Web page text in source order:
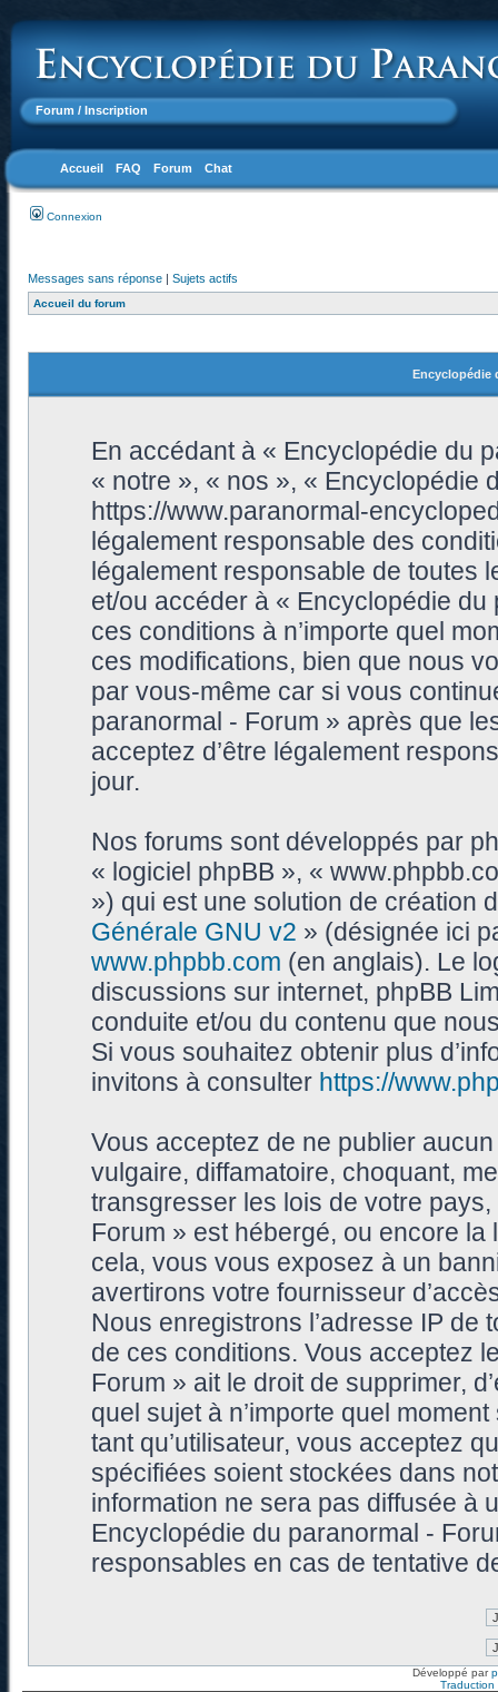
Forum / Inscription
Accueil FAQ Forum Chat
Connexion
Messages sans réponse | Sujets actifs
Accueil du forum
Encyclopédie
En accédant à « Encyclopédie du
« notre », « nos », « Encyclopédie
https://www.paranormal-
légalement responsable des
légalement responsable de toutes
et/ou accéder à « Encyclopédie
ces conditions à n’importe quel
ces modifications, bien que nous
par vous-même car si vous
paranormal - Forum » après que
acceptez d’être légalement
jour.
Nos forums sont développés par
« logiciel phpBB », «
») qui est une solution de création
Générale GNU v2 » (désignée ici
www.phpbb.com (en anglais). Le
discussions sur internet, phpBB
conduite et/ou du contenu que
Si vous souhaitez obtenir plus
invitons à consulter https://
Vous acceptez de ne publier
vulgaire, diffamatoire, choquant,
transgresser les lois de votre
Forum » est hébergé, ou encore
cela, vous vous exposez à un
avertirons votre fournisseur
Nous enregistrons l’adresse IP de
de ces conditions. Vous acceptez
Forum » ait le droit de supprimer,
quel sujet à n’importe quel
tant qu’utilisateur, vous acceptez
spécifiées soient stockées dans
information ne sera pas diffusée à
Encyclopédie du paranormal -
responsables en cas de tentative
Développé par
Traduction